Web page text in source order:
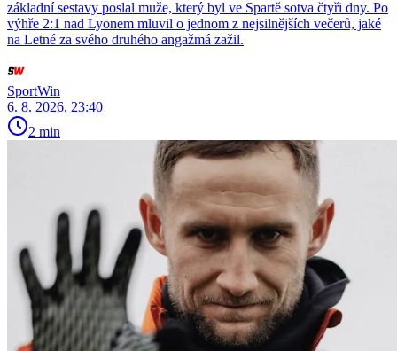
základní sestavy poslal muže, který byl ve Spartě sotva čtyři dny. Po
výhře 2:1 nad Lyonem mluvil o jednom z nejsilnějších večerů, jaké
na Letné za svého druhého angažmá zažil.
SportWin
6. 8. 2026, 23:40
2 min